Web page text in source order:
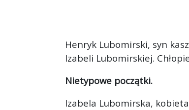
Henryk Lubomirski, syn
Izabeli Lubomirskiej.
Nietypowe początki.
Izabela Lubomirska,